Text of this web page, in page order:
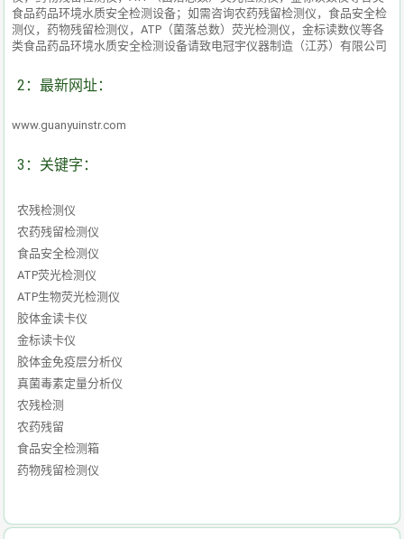
食品药品环境水质安全检测设备；如需咨询农药残留检测仪，食品安全检
测仪，药物残留检测仪，ATP（菌落总数）荧光检测仪，金标读数仪等各
类食品药品环境水质安全检测设备请致电冠宇仪器制造（江苏）有限公司
2：最新网址：
www.guanyuinstr.com
3：关键字：
农残检测仪
农药残留检测仪
食品安全检测仪
ATP荧光检测仪
ATP生物荧光检测仪
胶体金读卡仪
金标读卡仪
胶体金免疫层分析仪
真菌毒素定量分析仪
农残检测
农药残留
食品安全检测箱
药物残留检测仪